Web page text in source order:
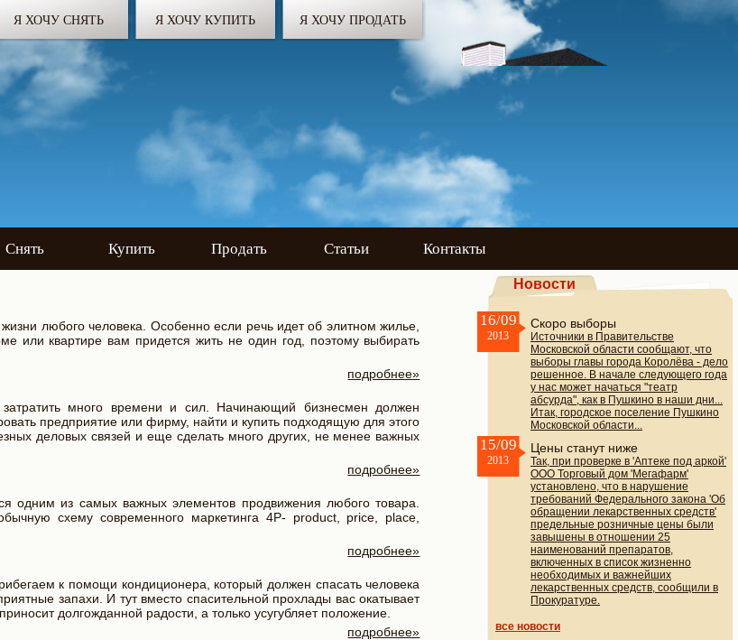
Я ХОЧУ СНЯТЬ Я ХОЧУ КУПИТЬ Я ХОЧУ ПРОДАТЬ
Снять Купить Продать Статьи Контакты
любого человека. Особенно если речь идет об элитном жилье,
или квартире вам придется жить не один год, поэтому выбирать
подробнее»
много времени и сил. Начинающий бизнесмен должен
предприятие или фирму, найти и купить подходящую для этого
деловых связей и еще сделать много других, не менее важных
подробнее»
одним из самых важных элементов продвижения любого товара.
схему современного маркетинга 4Р- product, price, place,
подробнее»
к помощи кондиционера, который должен спасать человека
запахи. И тут вместо спасительной прохлады вас окатывает
долгожданной радости, а только усугубляет положение.
подробнее»
Новости
16/09
2013
Скоро выборы
Источники в Правительстве
Московской области сообщают, что
выборы главы города Королёва - дело
решенное. В начале следующего года
у нас может начаться "театр
абсурда", как в Пушкино в наши дни...
Итак, городское поселение Пушкино
Московской области...
15/09
2013
Цены станут ниже
Так, при проверке в 'Аптеке под аркой'
ООО Торговый дом 'Мегафарм'
установлено, что в нарушение
требований Федерального закона 'Об
обращении лекарственных средств'
предельные розничные цены были
завышены в отношении 25
наименований препаратов,
включенных в список жизненно
необходимых и важнейших
лекарственных средств, сообщили в
Прокуратуре.
все новости